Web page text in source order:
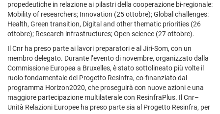
propedeutiche in relazione ai pilastri della cooperazione bi-regionale:
Mobility of researchers; Innovation (25 ottobre); Global challenges:
Health, Green transition, Digital and other thematic priorities (26
ottobre); Research infrastructures; Open science (27 ottobre).
Il Cnr ha preso parte ai lavori preparatori e al Jiri-Som, con un
membro delegato. Durante l’evento di novembre, organizzato dalla
Commissione Europea a Bruxelles, è stato sottolineato più volte il
ruolo fondamentale del Progetto Resinfra, co-finanziato dal
programma Horizon2020, che proseguirà con nuove azioni e una
maggiore partecipazione multilaterale con ResinfraPlus. Il Cnr–
Unità Relazioni Europee ha preso parte sia al Progetto Resinfra, per